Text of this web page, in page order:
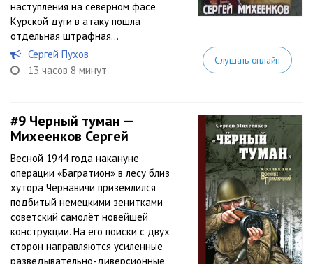
наступления на северном фасе
Курской дуги в атаку пошла
отдельная штрафная...
Сергей Пухов
13 часов 8 минут
Слушать онлайн
#9 Черный туман —
Михеенков Сергей
Весной 1944 года накануне
операции «Багратион» в лесу близ
хутора Чернавичи приземлился
подбитый немецкими зенитками
советский самолёт новейшей
конструкции. На его поиски с двух
сторон направляются усиленные
разведывательно-диверсионные